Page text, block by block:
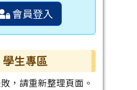
會員登入
學生專區
，請重新整理頁面。